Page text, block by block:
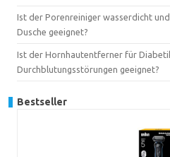
Ist der Porenreiniger wasserdicht
Dusche geeignet?
Ist der Hornhautentferner für
Durchblutungsstörungen geeignet?
Bestseller